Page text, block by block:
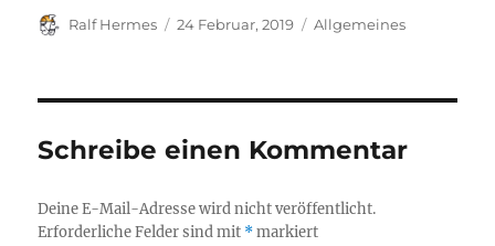
Autor
Ralf Hermes
Veröffentlicht
24 Februar, 2019 Kategorien
Allgemeines
Schreibe einen Kommentar
Deine E-Mail-Adresse wird nicht veröffentlicht.
Erforderliche Felder sind mit *markiert